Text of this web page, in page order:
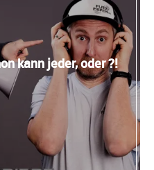
kann jeder, oder ?!